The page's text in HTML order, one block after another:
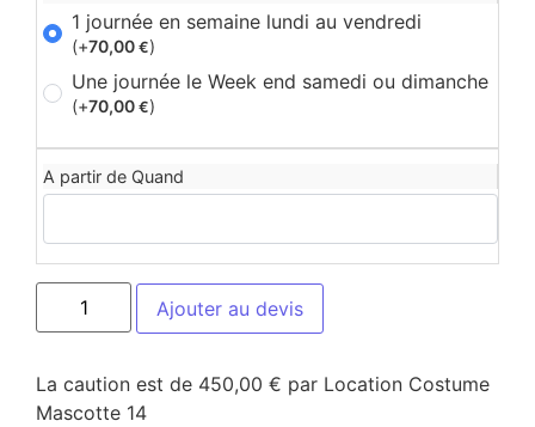
1 journée en semaine lundi au vendredi
(+70,00 €)
Une journée le Week end samedi ou dimanche
(+70,00 €)
A partir de Quand
Ajouter au devis
La caution est de 450,00 € par Location Costume
Mascotte 14